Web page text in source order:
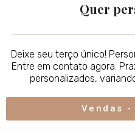
Quer
Deixe seu terço único!
Entre em contato agora.
personalizados,
Vendas -